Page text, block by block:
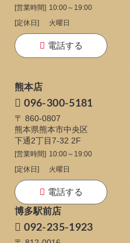
[営業時間] 10:00～19:00
[定休日]
火曜日
電話する
熊本店
096-300-5181
〒 860-0807
熊本県熊本市中央区
下通2丁目7-32 2F
[営業時間] 10:00～19:00
[定休日]
火曜日
電話する
博多駅前店
092-235-1923